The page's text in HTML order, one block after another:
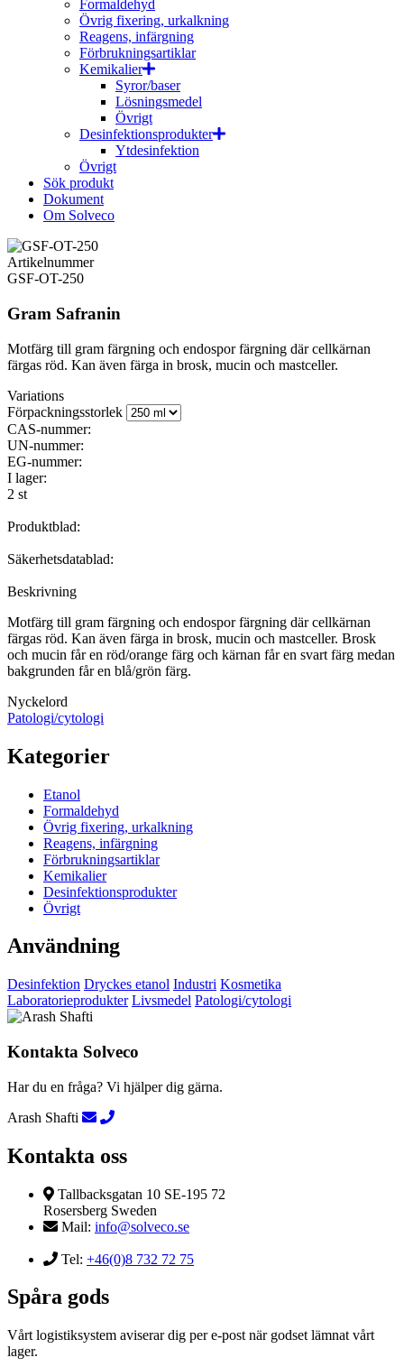
Formaldehyd
Övrig fixering, urkalkning
Reagens, infärgning
Förbrukningsartiklar
Kemikalier
Syror/baser
Lösningsmedel
Övrigt
Desinfektionsprodukter
Ytdesinfektion
Övrigt
Sök produkt
Dokument
Om Solveco
Artikelnummer
GSF-OT-250
Gram Safranin
Motfärg till gram färgning och endospor färgning där cellkärnan
färgas röd. Kan även färga in brosk, mucin och mastceller.
Variations
Förpackningsstorlek
CAS-nummer:
UN-nummer:
EG-nummer:
I lager:
2 st
Produktblad:
Säkerhetsdatablad:
Beskrivning
Motfärg till gram färgning och endospor färgning där cellkärnan
färgas röd. Kan även färga in brosk, mucin och mastceller. Brosk
och mucin får en röd/orange färg och kärnan får en svart färg medan
bakgrunden får en blå/grön färg.
Nyckelord
Patologi/cytologi
Kategorier
Etanol
Formaldehyd
Övrig fixering, urkalkning
Reagens, infärgning
Förbrukningsartiklar
Kemikalier
Desinfektionsprodukter
Övrigt
Användning
Desinfektion Dryckes etanol Industri Kosmetika
Laboratorieprodukter Livsmedel Patologi/cytologi
Kontakta Solveco
Har du en fråga? Vi hjälper dig gärna.
Arash Shafti
Kontakta oss
Tallbacksgatan 10 SE-195 72
Rosersberg Sweden
Mail: info@solveco.se
Tel: +46(0)8 732 72 75
Spåra gods
Vårt logistiksystem aviserar dig per e-post när godset lämnat vårt
lager.